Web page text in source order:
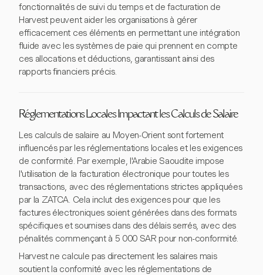
fonctionnalités de suivi du temps et de facturation de
Harvest peuvent aider les organisations à gérer
efficacement ces éléments en permettant une intégration
fluide avec les systèmes de paie qui prennent en compte
ces allocations et déductions, garantissant ainsi des
rapports financiers précis.
Réglementations Locales Impactant les Calculs de Salaire
Les calculs de salaire au Moyen-Orient sont fortement
influencés par les réglementations locales et les exigences
de conformité. Par exemple, l'Arabie Saoudite impose
l'utilisation de la facturation électronique pour toutes les
transactions, avec des réglementations strictes appliquées
par la ZATCA. Cela inclut des exigences pour que les
factures électroniques soient générées dans des formats
spécifiques et soumises dans des délais serrés, avec des
pénalités commençant à 5 000 SAR pour non-conformité.
Harvest ne calcule pas directement les salaires mais
soutient la conformité avec les réglementations de